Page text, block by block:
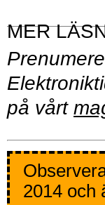
på vårt
2014 och